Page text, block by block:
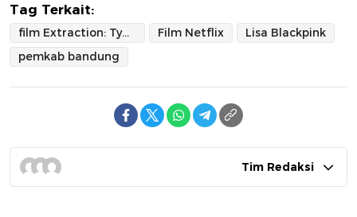
Tag Terkait:
film Extraction: Tygo Film Netflix
Lisa Blackpink
pemkab bandung
Tim Redaksi